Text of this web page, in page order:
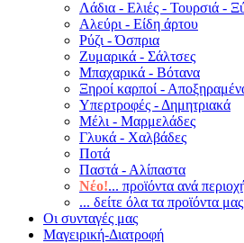
Λάδια - Ελιές - Τουρσιά -
Αλεύρι - Είδη άρτου
Ρύζι - Όσπρια
Ζυμαρικά - Σάλτσες
Μπαχαρικά - Βότανα
Ξηροί καρποί -
Υπερτροφές - Δημητριακά
Μέλι - Μαρμελάδες
Γλυκά - Χαλβάδες
Ποτά
Παστά - Αλίπαστα
Νέο!... προϊόντα ανά
... δείτε όλα τα προϊόντα
Οι συνταγές μας
Μαγειρική-Διατροφή